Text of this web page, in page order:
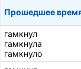
Прошедшее
гамкнул
гамкнула
гамкнуло